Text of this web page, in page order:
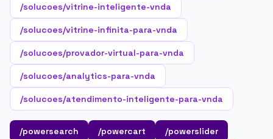
/solucoes/vitrine-inteligente-vnda
/solucoes/vitrine-infinita-para-vnda
/solucoes/provador-virtual-para-vnda
/solucoes/analytics-para-vnda
/solucoes/atendimento-inteligente-para-vnda
/powersearch /powercart
/powerslider